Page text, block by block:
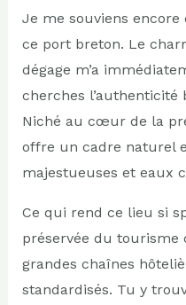
Je me souviens
ce port breton. Le
dégage m’a
cherches l’authenticité
Niché au cœur de la
offre un cadre naturel
majestueuses et eaux
Ce qui rend ce lieu si
préservée du tourisme
grandes chaînes
standardisés. Tu y